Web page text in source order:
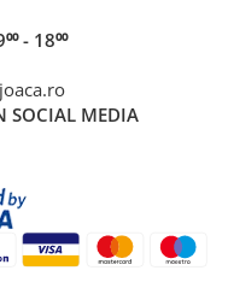
- 18⁰⁰
SOCIAL MEDIA